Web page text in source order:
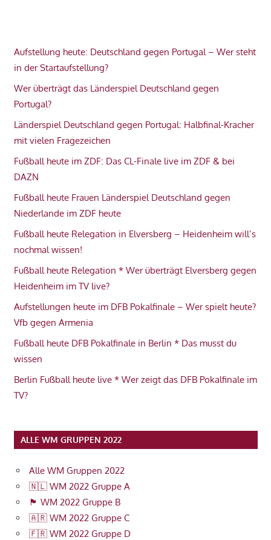
Aufstellung heute: Deutschland gegen Portugal – Wer steht
in der Startaufstellung?
Wer überträgt das Länderspiel Deutschland gegen
Portugal?
Länderspiel Deutschland gegen Portugal: Halbfinal-Kracher
mit vielen Fragezeichen
Fußball heute im ZDF: Das CL-Finale live im ZDF & bei
DAZN
Fußball heute Frauen Länderspiel Deutschland gegen
Niederlande im ZDF heute
Fußball heute Relegation in Elversberg – Heidenheim will’s
nochmal wissen!
Fußball heute Relegation * Wer überträgt Elversberg gegen
Heidenheim im TV live?
Aufstellungen heute im DFB Pokalfinale – Wer spielt heute?
Vfb gegen Armenia
Fußball heute DFB Pokalfinale in Berlin * Das musst du
wissen
Berlin Fußball heute live * Wer zeigt das DFB Pokalfinale im
TV?
ALLE WM GRUPPEN 2022
Alle WM Gruppen 2022
🇳🇱 WM 2022 Gruppe A
🏴󠁧󠁢󠁥󠁮󠁧󠁿 WM 2022 Gruppe B
🇦🇷 WM 2022 Gruppe C
🇫🇷 WM 2022 Gruppe D